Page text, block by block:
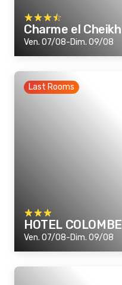
Charme el Cheikh
Ven. 07/08-Dim. 09/08
Last Rooms
HOTEL COLOMBE
Ven. 07/08-Dim. 09/08